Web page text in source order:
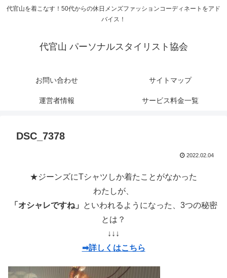
代官山を着こなす！50代からの休日メンズファッションコーディネートをアド
バイス！
代官山 パーソナルスタイリスト協会
お問い合わせ サイトマップ
運営者情報 サービス料金一覧
DSC_7378
2022.02.04
★ジーンズにTシャツしか着たことがなかった
わたしが、
「オシャレですね」
といわれるようになった、3つの秘密
とは？
↓↓↓
➡詳しくはこちら